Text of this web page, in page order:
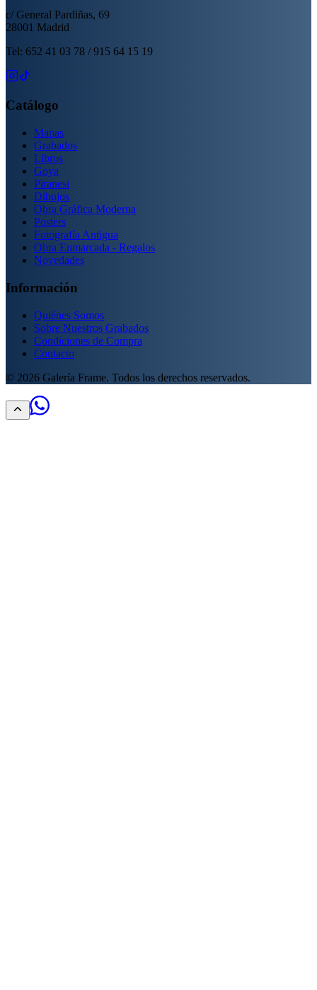
c/ General Pardiñas, 69
28001 Madrid
Tel: 652 41 03 78 / 915 64 15 19
Catálogo
Mapas
Grabados
Libros
Goya
Piranesi
Dibujos
Obra Gráfica Moderna
Posters
Fotografía Antigua
Obra Enmarcada - Regalos
Novedades
Información
Quiénes Somos
Sobre Nuestros Grabados
Condiciones de Compra
Contacto
© 2026 Galería Frame. Todos los derechos reservados.